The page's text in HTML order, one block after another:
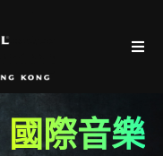
國際音樂